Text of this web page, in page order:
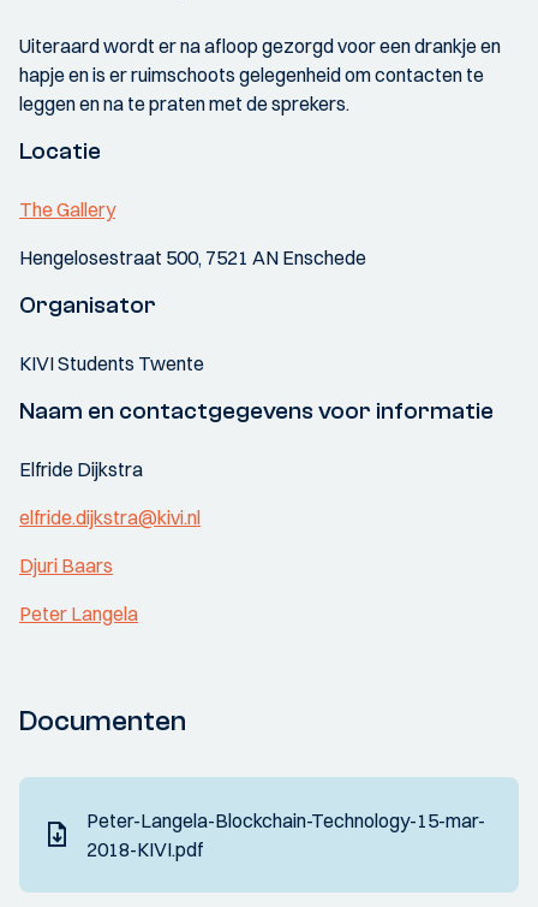
Uiteraard wordt er na afloop gezorgd voor een drankje en
hapje en is er ruimschoots gelegenheid om contacten te
leggen en na te praten met de sprekers.
Locatie
The Gallery
Hengelosestraat 500, 7521 AN Enschede
Organisator
KIVI Students Twente
Naam en contactgegevens voor informatie
Elfride Dijkstra
elfride.dijkstra@kivi.nl
Djuri Baars
Peter Langela
Documenten
Peter-Langela-Blockchain-Technology-15-mar-
2018-KIVI.pdf